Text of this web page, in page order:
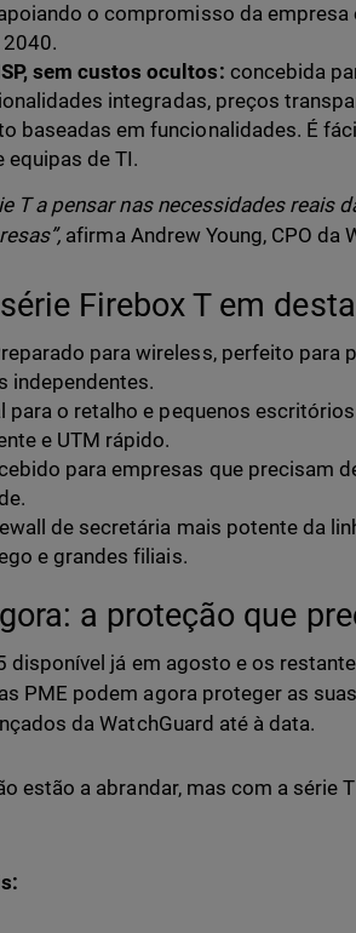
o compromisso da
sem custos ocultos: concebida
integradas, preços
baseadas em funcionalidades. É
equipas de TI.
T a pensar nas necessidades reais
afirma Andrew Young, CPO da
Firebox T em
para wireless, perfeito para
independentes.
para o retalho e pequenos
e UTM rápido.
para empresas que precisam
de secretária mais potente da
e grandes filiais.
a proteção que
disponível já em agosto e os
PME podem agora proteger as
da WatchGuard até à data.
estão a abrandar, mas com a série